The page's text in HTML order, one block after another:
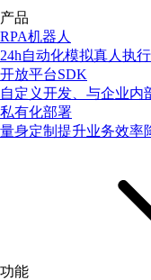
产品
RPA机器人
24h自动化模拟真人执
开放平台SDK
自定义开发、与企业内
私有化部署
量身定制提升业务效率
功能